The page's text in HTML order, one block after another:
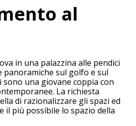
al
in una palazzina alle pendici
panoramiche sul golfo e sul
una giovane coppia con
La richiesta
di razionalizzare gli spazi ed
il più possibile lo spazio della